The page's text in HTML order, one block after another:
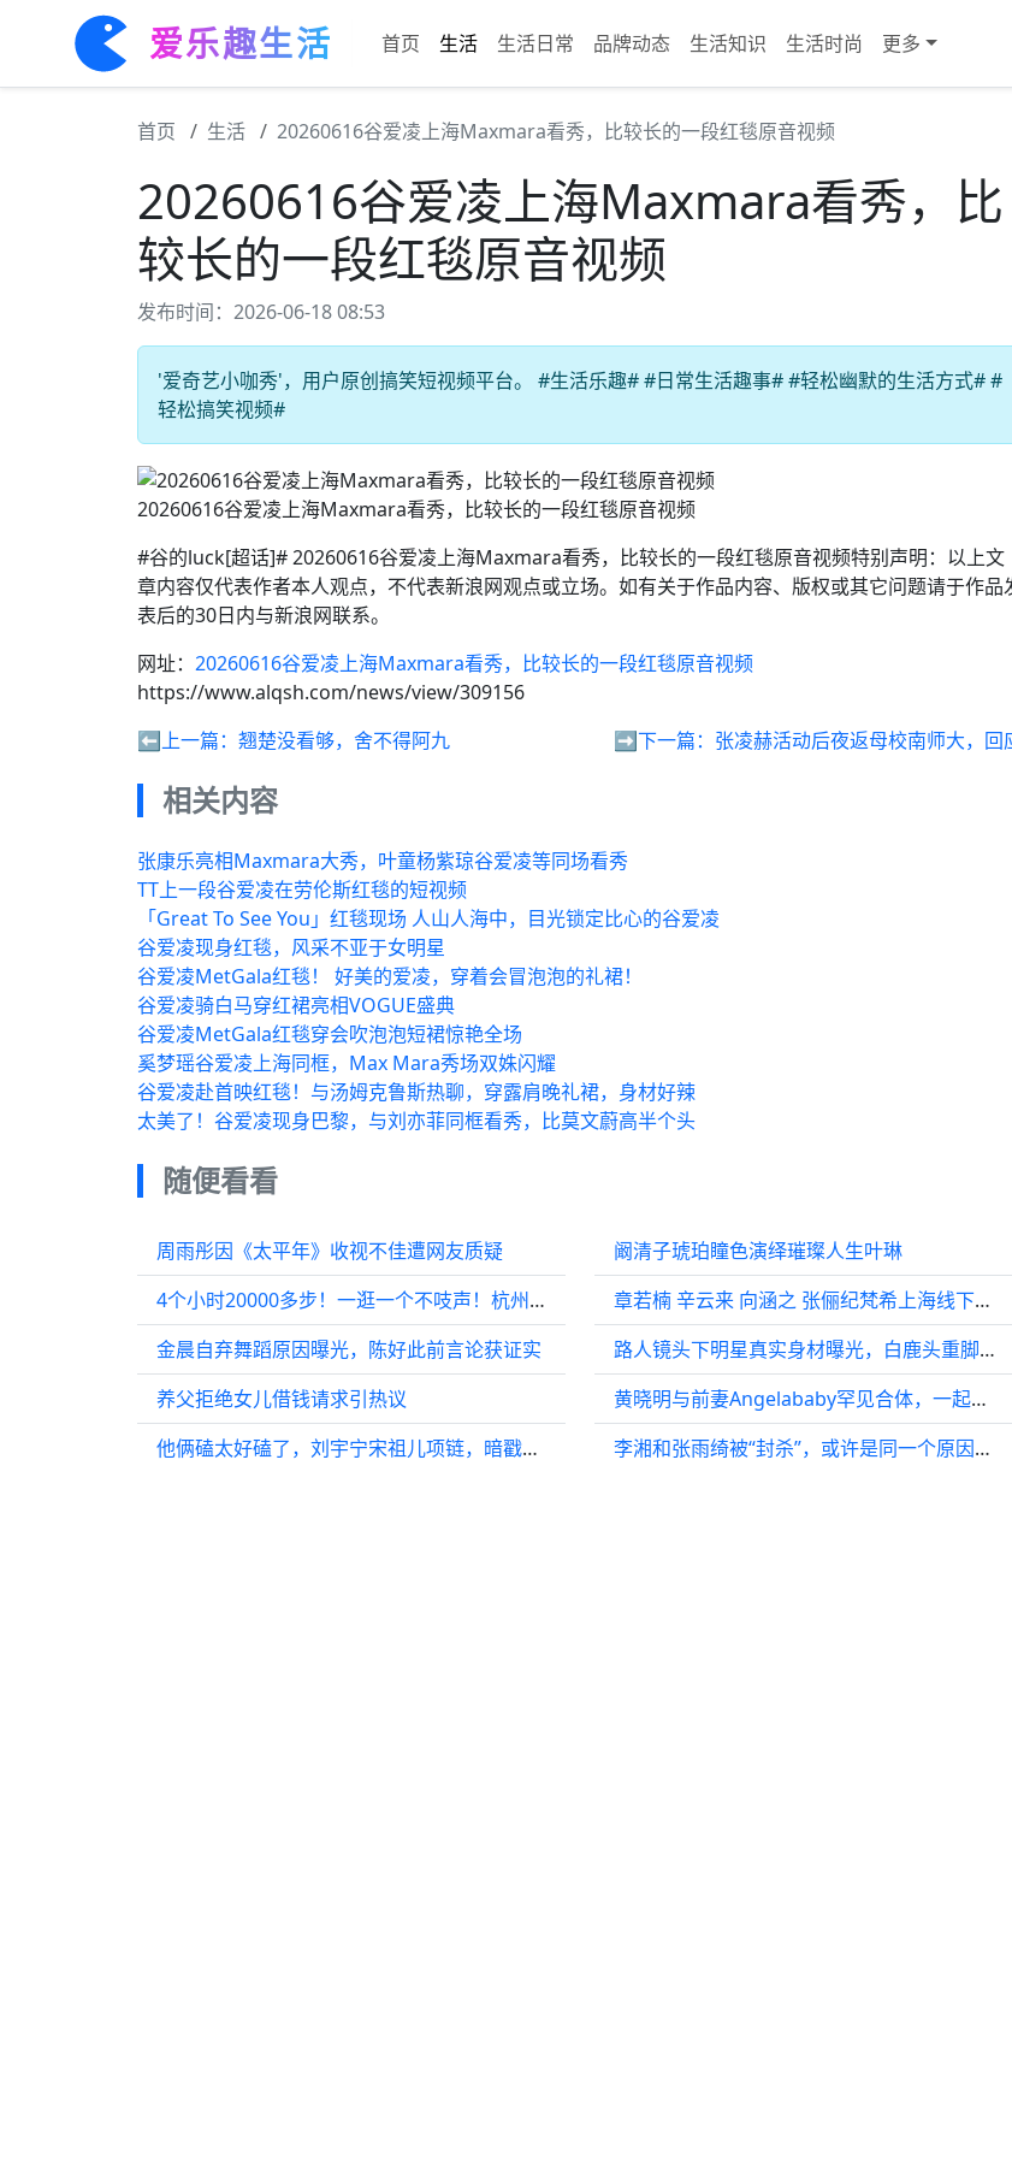
爱乐趣生活 首页 生活 生活日常 品牌动态 生活知识 生活时尚 更多
首页 生活 20260616谷爱凌上海Maxmara看秀，比较长的一段红毯原音视频
20260616谷爱凌上海Maxmara看秀，比
较长的一段红毯原音视频
发布时间：2026-06-18 08:53
'爱奇艺小咖秀'，用户原创搞笑短视频平台。 #生活乐趣# #日常生活趣事# #轻松幽默的生活方式# #
轻松搞笑视频#
20260616谷爱凌上海Maxmara看秀，比较长的一段红毯原音视频
#谷的luck[超话]# 20260616谷爱凌上海Maxmara看秀，比较长的一段红毯原音视频特别声明：以上文
章内容仅代表作者本人观点，不代表新浪网观点或立场。如有关于作品内容、版权或其它问题请于作品
表后的30日内与新浪网联系。
网址： 20260616谷爱凌上海Maxmara看秀，比较长的一段红毯原音视频
https://www.alqsh.com/news/view/309156
⬅️上一篇： 翘楚没看够，舍不得阿九 ➡️下一篇： 张凌赫活动后夜返母校南师大，回
相关内容
张康乐亮相Maxmara大秀，叶童杨紫琼谷爱凌等同场看秀
TT上一段谷爱凌在劳伦斯红毯的短视频
「Great To See You」红毯现场 人山人海中，目光锁定比心的谷爱凌
谷爱凌现身红毯，风采不亚于女明星
谷爱凌MetGala红毯！ 好美的爱凌，穿着会冒泡泡的礼裙！
谷爱凌骑白马穿红裙亮相VOGUE盛典
谷爱凌MetGala红毯穿会吹泡泡短裙惊艳全场
奚梦瑶谷爱凌上海同框，Max Mara秀场双姝闪耀
谷爱凌赴首映红毯！与汤姆克鲁斯热聊，穿露肩晚礼裙，身材好辣
太美了！谷爱凌现身巴黎，与刘亦菲同框看秀，比莫文蔚高半个头
随便看看
周雨彤因《太平年》收视不佳遭网友质疑
4个小时20000多步！一逛一个不吱声！杭州这里大有来头
金晨自弃舞蹈原因曝光，陈好此前言论获证实
养父拒绝女儿借钱请求引热议
他俩磕太好磕了，刘宇宁宋祖儿项链，暗戳戳小心思太甜
阚清子琥珀瞳色演绎璀璨人生叶琳
章若楠 辛云来 向涵之 张俪纪梵希上海线下活动同框
路人镜头下明星真实身材曝光，白鹿头重脚轻娜扎锁骨抢镜
黄晓明与前妻Angelababy罕见合体，一起带儿子小海绵前往迪士尼庆祝其9岁生日
李湘和张雨绮被“封杀”，或许是同一个原因……